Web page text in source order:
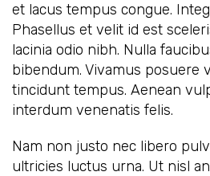
et lacus tempus congue.
Phasellus et velit id est
lacinia odio nibh. Nulla
bibendum. Vivamus posuere
tincidunt tempus. Aenean
interdum venenatis felis.
Nam non justo nec libero
ultricies luctus urna. Ut nisl